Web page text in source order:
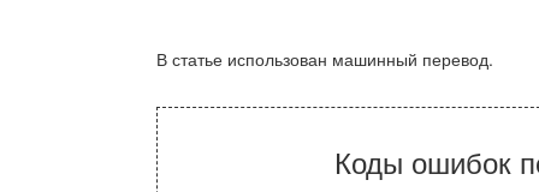
В статье использован машинный перевод.
Коды ошибок